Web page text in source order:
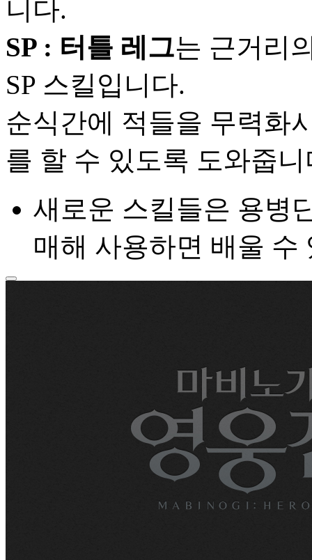
니다.
SP : 터틀 레그는 근거리
SP 스킬입니다.
순식간에 적들을 무력화
를 할 수 있도록 도와줍니
새로운 스킬들은 용병
매해 사용하면 배울 수